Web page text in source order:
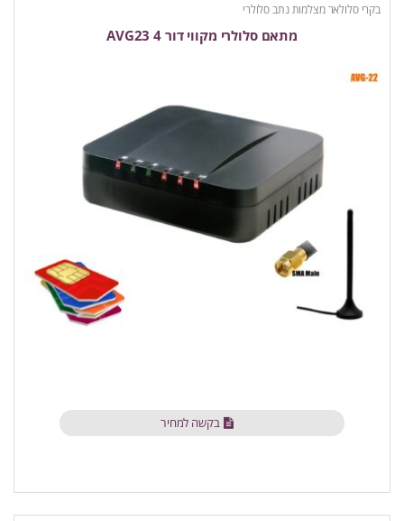
בקרי סלולאר מצלמות נתב סלולרי
מתאם סלולרי מקווי דור 4 AVG23
בקשה למחיר